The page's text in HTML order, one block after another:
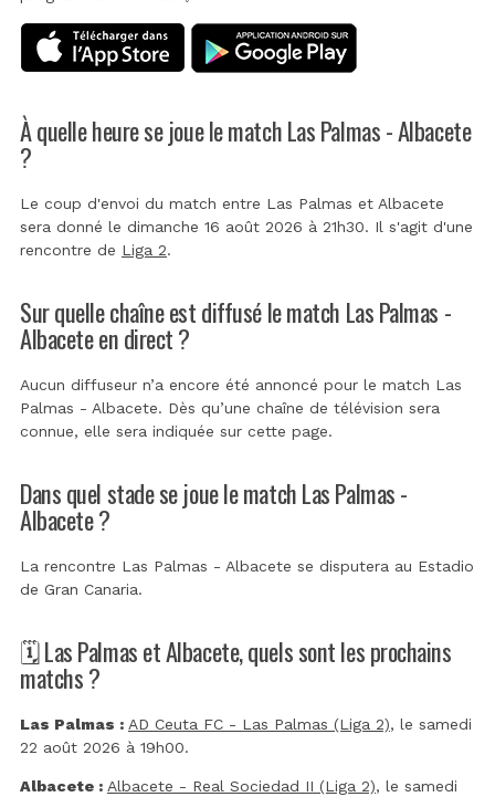
À quelle heure se joue le match Las Palmas - Albacete
?
Le coup d'envoi du match entre Las Palmas et Albacete
sera donné le dimanche 16 août 2026 à 21h30. Il s'agit d'une
rencontre de Liga 2.
Sur quelle chaîne est diffusé le match Las Palmas -
Albacete en direct ?
Aucun diffuseur n’a encore été annoncé pour le match Las
Palmas - Albacete. Dès qu’une chaîne de télévision sera
connue, elle sera indiquée sur cette page.
Dans quel stade se joue le match Las Palmas -
Albacete ?
La rencontre Las Palmas - Albacete se disputera au Estadio
de Gran Canaria.
🗓️ Las Palmas et Albacete, quels sont les prochains
matchs ?
Las Palmas : AD Ceuta FC - Las Palmas (Liga 2), le samedi
22 août 2026 à 19h00.
Albacete : Albacete - Real Sociedad II (Liga 2), le samedi